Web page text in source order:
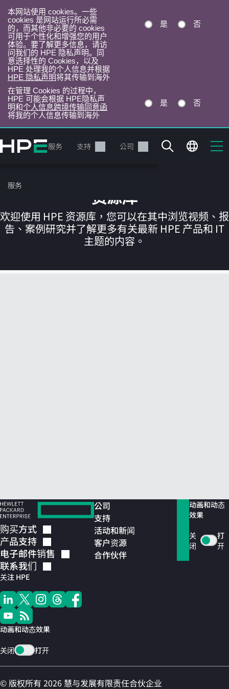
本网站使用 cookies。一些
cookies 是网站运行所必需
的，而其他非必要的 cookies
可用于个性化和增强您的用户
体验。要了解更多信息，请访
问我们的 HPE 隐私声明。同
意选择性的 Cookies，以及
HPE 处理我的个人信息并根据
HPE 隐私声明将其传输到海外
是 否
在管理 Cookies 的过程中，
HPE 可能会根据 HPE隐私声
明和个人信息跨境传输同意函
将我的个人信息传输到海外
是 否
转
到
目
录
产品 服务 支持 公司
服务
您的购物车目前是空的
资源库
欢迎使用 HPE 资源库，您可以在其中浏览视频、报
告、案例研究并了解更多有关最新 HPE 产品和 IT
主题的内容。
购买方式
产品支持
电子邮件销售
联系我们
关注 HPE
动画和动态效果
关闭 打开
公司
支持
活动和新闻
客户资源
合作伙伴
动画和动态
效果
关
闭
打
开
© 版权所有 2026 慧与发展有限责任合伙企业